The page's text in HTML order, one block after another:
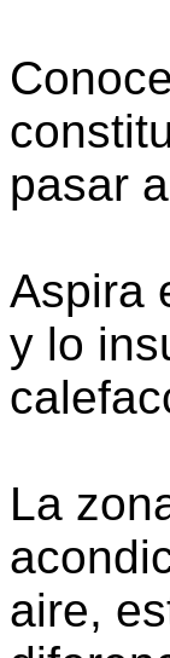
pasar
Aspira
y lo
La
aire,